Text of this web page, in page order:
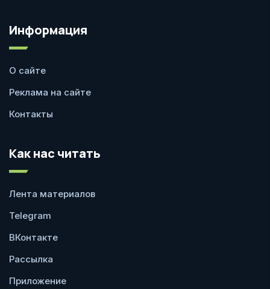
Информация
О сайте
Реклама на сайте
Контакты
Как нас читать
Лента материалов
Telegram
ВКонтакте
Рассылка
Приложение